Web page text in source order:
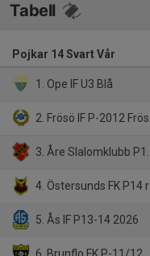
Tabell
Pojkar 14 Svart Vår
1. Ope IF U3 Blå
2. Frösö IF P-2012 Frösö IF P12 Svart
3. Åre Slalomklubb P14 (P2012)
4. Östersunds FK P14 röd
5. Ås IF P13-14 2026